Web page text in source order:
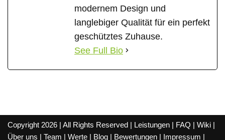
modernem Design und
langlebiger Qualität für ein perfekt
geschütztes Zuhause.
See Full Bio
Copyright 2026 | All Rights Reserved | Leistungen | FAQ | Wiki |
Über uns | Team | Werte | Blog | Bewertungen | Impressum |